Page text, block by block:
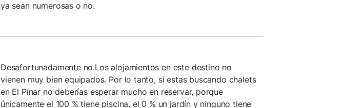
ya sean numerosas o no.
Desafortunadamente no.Los alojamientos en este destino no
vienen muy bien equipados. Por lo tanto, si estas buscando chalets
en El Pinar no deberías esperar mucho en reservar, porque
únicamente el 100 % tiene piscina, el 0 % un jardín y ninguno tiene